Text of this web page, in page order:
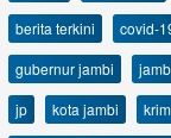
berita terkini
covid-
gubernur jambi
jp
kota jambi